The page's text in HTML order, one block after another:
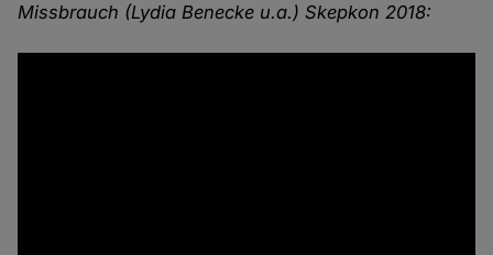
Missbrauch (Lydia Benecke u.a.) Skepkon 2018: